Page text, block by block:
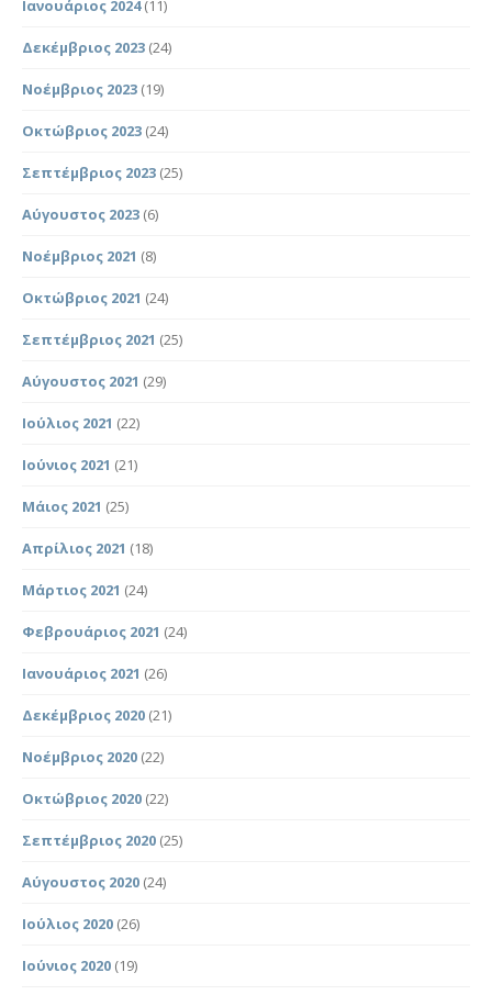
Ιανουάριος 2024(11)
Δεκέμβριος 2023 (24)
Νοέμβριος 2023 (19)
Οκτώβριος 2023 (24)
Σεπτέμβριος 2023 (25)
Αύγουστος 2023 (6)
Νοέμβριος 2021 (8)
Οκτώβριος 2021 (24)
Σεπτέμβριος 2021 (25)
Αύγουστος 2021 (29)
Ιούλιος 2021 (22)
Ιούνιος 2021 (21)
Μάιος 2021 (25)
Απρίλιος 2021 (18)
Μάρτιος 2021 (24)
Φεβρουάριος 2021 (24)
Ιανουάριος 2021 (26)
Δεκέμβριος 2020 (21)
Νοέμβριος 2020 (22)
Οκτώβριος 2020 (22)
Σεπτέμβριος 2020 (25)
Αύγουστος 2020 (24)
Ιούλιος 2020 (26)
Ιούνιος 2020 (19)